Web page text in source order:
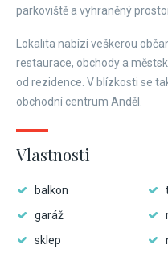
parkoviště a vyhraněný
Lokalita nabízí veškerou
restaurace, obchody a
od rezidence. V blízkosti se
obchodní centrum Anděl.
Vlastnosti
balkon
garáž
sklep